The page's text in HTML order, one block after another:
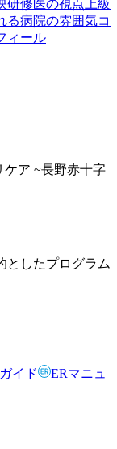
研修医の視点 上級
る病院の雰囲気コ
ィール
ケア ~長野赤十字
としたプログラム
イド
ERマニュ